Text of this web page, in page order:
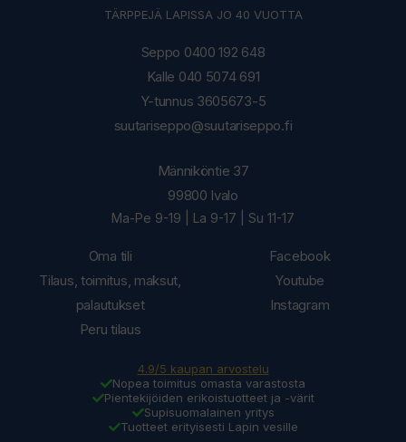
TÄRPPEJÄ LAPISSA JO 40 VUOTTA
Seppo 0400 192 648
Kalle 040 5074 691
Y-tunnus 3605673-5
suutariseppo@suutariseppo.fi
Oma tili
Tilaus, toimitus, maksut,
palautukset
Peru tilaus
Männiköntie 37
99800 Ivalo
Ma-Pe 9-19 | La 9-17 | Su 11-17
Facebook
Youtube
Instagram
4.9/5 kaupan arvostelu
Nopea toimitus omasta varastosta
Pientekijöiden erikoistuotteet ja -värit
Supisuomalainen yritys
Tuotteet erityisesti Lapin vesille